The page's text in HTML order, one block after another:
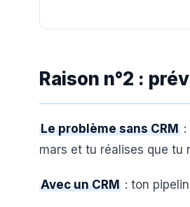
Raison n°2 :
Le problème sans CRM
mars et tu réalises que tu
Avec un CRM : ton